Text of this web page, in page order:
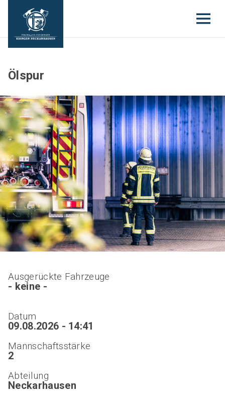
Ölspur
Ausgerückte Fahrzeuge
- keine -
Datum
09.08.2026 - 14:41
Mannschaftsstärke
2
Abteilung
Neckarhausen